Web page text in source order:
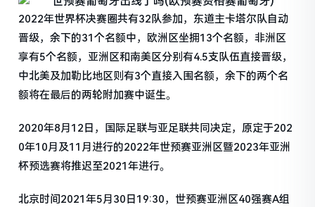
2022年世界杯决赛圈共有32队参加，东道主卡塔尔队自动
晋级，余下的31个名额中，欧洲区坐拥13个名额，非洲区
享有5个名额，亚洲区和南美区分别有4.5支队伍直接晋级，
中北美及加勒比地区则有3个直接入围名额，余下的两个名
额将在最后的两轮附加赛中诞生。
2020年8月12日，国际足联与亚足联共同决定，原定于202
0年10月及11月进行的2022年世预赛亚洲区暨2023年亚洲
杯预选赛将推迟至2021年进行。
北京时间2021年5月30日19:30，世预赛亚洲区40强赛A组